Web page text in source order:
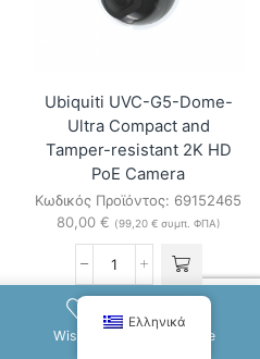
Ubiquiti UVC-G5-Dome-
Ultra Compact and
Tamper-resistant 2K HD
PoE Camera
Κωδικός Προϊόντος: 69152465
80,00 € (99,20 €συμπ. ΦΠΑ)
Ubiquiti
UVC-
G5-
Dome-
Wishlist More
Ελληνικά